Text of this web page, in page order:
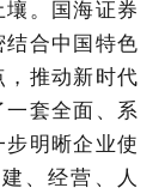
。国海证券
合中国特色
推动新时代
套全面、系
步明晰企业使
、经营、人